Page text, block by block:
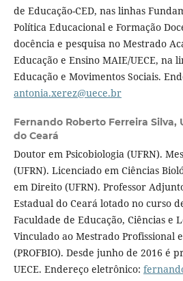
de Educação-CED, nas linhas
Política Educacional e Formação
docência e pesquisa no Mestrado
Educação e Ensino MAIE/UECE, na
Educação e Movimentos Sociais.
antonia.xerez@uece.br
Fernando Roberto Ferreira Silva,
do Ceará
Doutor em Psicobiologia (UFRN).
(UFRN). Licenciado em Ciências
em Direito (UFRN). Professor
Estadual do Ceará lotado no curso
Faculdade de Educação, Ciências e
Vinculado ao Mestrado Profissional
(PROFBIO). Desde junho de 2016 é
UECE. Endereço eletrônico: